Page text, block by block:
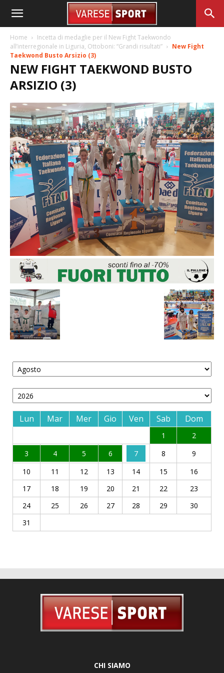
Home
Incetta di medaglie per il New Fight Taekwondo
all’interregionale in Liguria, Ottoboni: “Grandi risultati”
New Fight
Taekwond Busto Arsizio (3)
NEW FIGHT TAEKWOND BUSTO
ARSIZIO (3)
Lun Mar Mer Gio Ven Sab Dom
1
2
3
4 5 6 7 8
9
10
11 12 13 14 15
16
17
18 19 20 21 22
23
24
25 26 27 28 29
30
31
CHI SIAMO